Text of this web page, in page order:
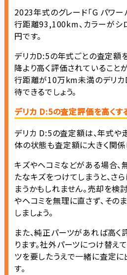
2023年式のグレード「G パワー
行距離93,100km、カラーが
円です。
デリカD:5の年式ごとの査定額
降より高く評価されていること
行距離が10万km未満のデリカ
待できるでしょう。
デリカ D:5の査定評価を高くす
デリカ D:5の査定額は、年式や
体の状態も査定額に大きく関係
キズやヘコミなどがある場合、
たなキズをつけてしまうと、さ
まうかもしれません。売却を検
やヘコミを無理に直さず、その
しましょう。
また、純正パーツがあれば高
ります。社外パーツにつけ替え
ツを要したうえで一緒に査定に
す。